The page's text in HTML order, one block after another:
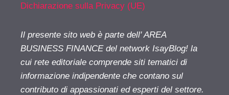
Dichiarazione sulla Privacy (UE)
Il presente sito web è parte dell' AREA
BUSINESS FINANCE del network IsayBlog! la
cui rete editoriale comprende siti tematici di
informazione indipendente che contano sul
contributo di appassionati ed esperti del settore.